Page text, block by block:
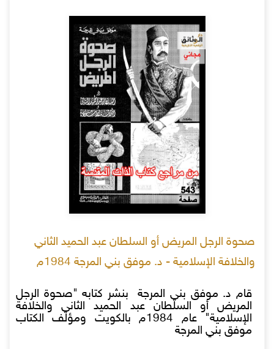
صحوة الرجل المريض أو السلطان عبد الحميد الثاني
والخلافة الإسلامية - د. موفق بني المرجة 1984م
قام د. موفق بني المرجة بنشر كتابه "صحوة الرجل
المريض أو السلطان عبد الحميد الثاني والخلافة
الإسلامية" عام 1984م بالكويت ومؤلف الكتاب
موفق بني المرجة